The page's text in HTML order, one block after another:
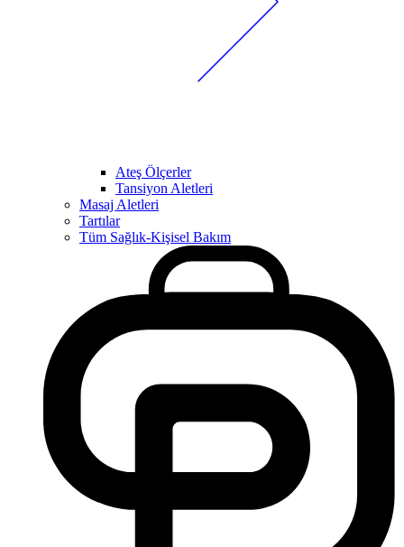
Ateş Ölçerler
Tansiyon Aletleri
Masaj Aletleri
Tartılar
Tüm Sağlık-Kişisel Bakım